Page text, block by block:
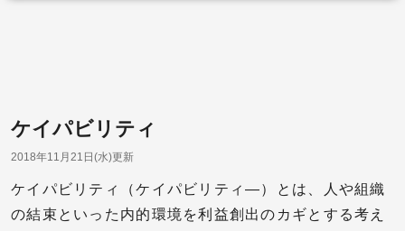
ケイパビリティ
2018年11月21日(水)更新
ケイパビリティ（ケイパビリティ―）とは、人や組織
の結束といった内的環境を利益創出のカギとする考え